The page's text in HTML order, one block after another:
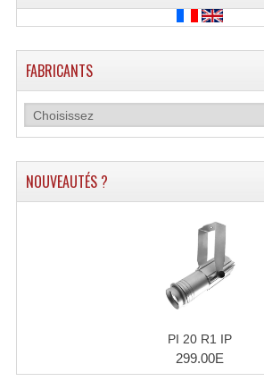
FABRICANTS
NOUVEAUTÉS ?
PI 20 R1 IP
299.00E